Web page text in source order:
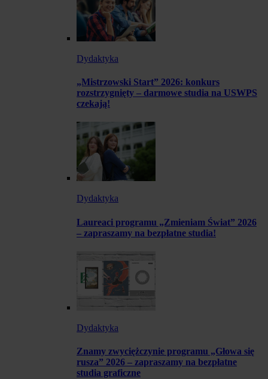
Dydaktyka
„Mistrzowski Start” 2026: konkurs
rozstrzygnięty – darmowe studia na USWPS
czekają!
Dydaktyka
Laureaci programu „Zmieniam Świat” 2026
– zapraszamy na bezpłatne studia!
Dydaktyka
Znamy zwyciężczynie programu „Głowa się
rusza” 2026 – zapraszamy na bezpłatne
studia graficzne